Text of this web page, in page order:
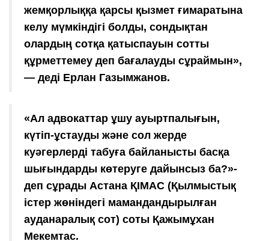
жемқорлыққа қарсы қызмет ғимаратына
келу мүмкіндігі болды, сондықтан
олардың сотқа қатыспауын сотты
құрметтемеу деп бағалауды сұраймын»,
— деді Ерлан Газымжанов.
«Ал адвокаттар ұшу ауыртпалығын,
күтіп-ұстауды және сол жерде
куәгерлерді табуға байланысты басқа
шығындарды көтеруге дайынсыз ба?»-
деп сұрады Астана ҚІМАС (Қылмыстық
істер жөніндегі мамандандырылған
ауданаралық сот) соты Қажымұхан
Мекемтас.